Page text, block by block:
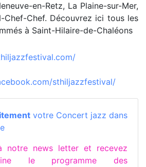
en-Retz, La Plaine-sur-Mer,
Chef-Chef. Découvrez ici tous les
à Saint-Hilaire-de-Chaléons
sthiljazzfestival/
votre Concert jazz dans
notre news letter et recevez
le programme des